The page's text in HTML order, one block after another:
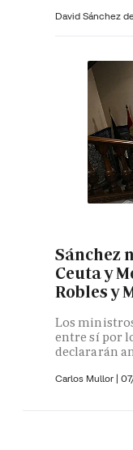
David Sánchez
Sánchez
Ceuta y
Robles y
Los
entre sí por
declararán
Carlos Mullor |